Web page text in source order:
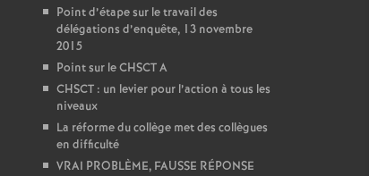
Point d’étape sur le travail des
délégations d’enquête, 13 novembre
2015
Point sur le CHSCT A
CHSCT : un levier pour l’action à tous les
niveaux
La réforme du collège met des collègues
en difficulté
VRAI PROBLÈME, FAUSSE RÉPONSE